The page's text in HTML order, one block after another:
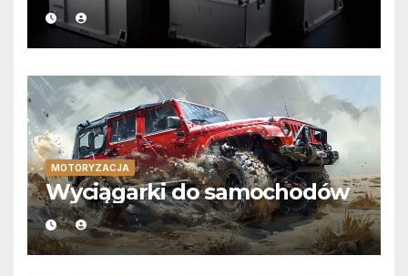
MOTORYZACJA
Wyciągarki do samochodów